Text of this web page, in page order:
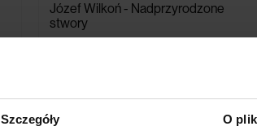
Szczegóły O
Józef Wilkoń - Nadprzyrodzone
stwory